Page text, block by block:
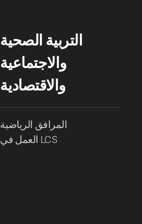
التربية الصحية
والاجتماعية
والاقتصادية
المرافق الرياضية
العمل في LCS